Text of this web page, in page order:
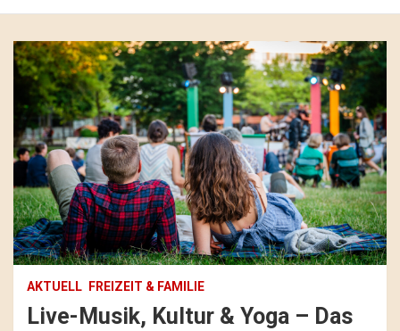
AKTUELL FREIZEIT & FAMILIE
Live-Musik, Kultur & Yoga – Das